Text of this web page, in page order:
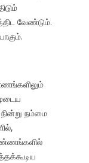
வேண்டும்.
நின்று நம்மை